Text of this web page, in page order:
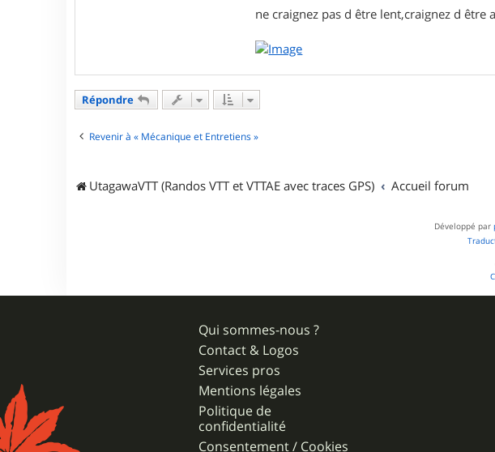
m
a
g
u
e
ne craignez pas d être lent,craignez d être
Répondre
Revenir à « Mécanique et Entretiens »
UtagawaVTT (Randos VTT et VTTAE avec traces GPS) Accueil forum
Développé par
Qui sommes-nous ?
Contact & Logos
Services pros
Mentions légales
Politique de
confidentialité
Consentement / Cookies